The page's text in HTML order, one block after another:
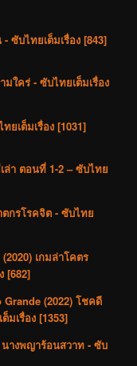
ซับไทยเต็มเรื่อง [843]
ใคร่ - ซับไทยเต็มเรื่อง
ยเต็มเรื่อง [1031]
ล่า ตอนที่ 1-2 – ซับไทย
กรโรคจิต - ซับไทย
เกมล่าโคตร
[682]
(2022) โชคดี
มเรื่อง [1353]
นางพญาร้อนสวาท - ซับ